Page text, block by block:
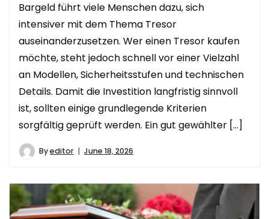
Bargeld führt viele Menschen dazu, sich
intensiver mit dem Thema Tresor
auseinanderzusetzen. Wer einen Tresor kaufen
möchte, steht jedoch schnell vor einer Vielzahl
an Modellen, Sicherheitsstufen und technischen
Details. Damit die Investition langfristig sinnvoll
ist, sollten einige grundlegende Kriterien
sorgfältig geprüft werden. Ein gut gewählter […]
Byeditor June 18, 2026